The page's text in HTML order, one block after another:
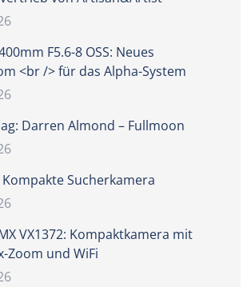
F5.6-8 OSS: Neues
<br /> für das Alpha-System
Darren Almond – Fullmoon
Kompakte Sucherkamera
VX1372: Kompaktkamera mit
Zoom und WiFi